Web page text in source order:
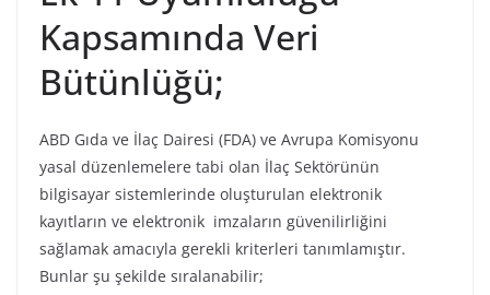
Kapsamında Veri
Bütünlüğü;
ABD Gıda ve İlaç Dairesi (FDA) ve Avrupa Komisyonu
yasal düzenlemelere tabi olan İlaç Sektörünün
bilgisayar sistemlerinde oluşturulan elektronik
kayıtların ve elektronik imzaların güvenilirliğini
sağlamak amacıyla gerekli kriterleri tanımlamıştır.
Bunlar şu şekilde sıralanabilir;